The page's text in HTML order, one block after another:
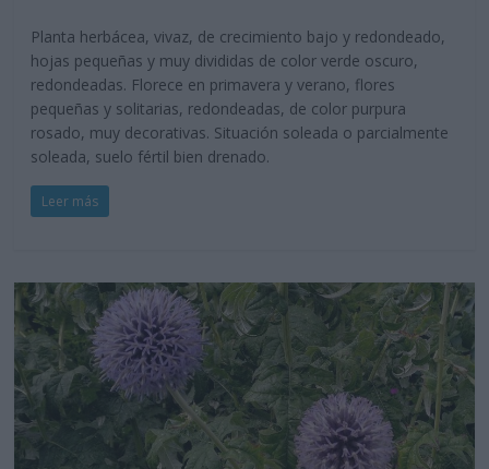
Planta herbácea, vivaz, de crecimiento bajo y redondeado,
hojas pequeñas y muy divididas de color verde oscuro,
redondeadas. Florece en primavera y verano, flores
pequeñas y solitarias, redondeadas, de color purpura
rosado, muy decorativas. Situación soleada o parcialmente
soleada, suelo fértil bien drenado.
Leer más